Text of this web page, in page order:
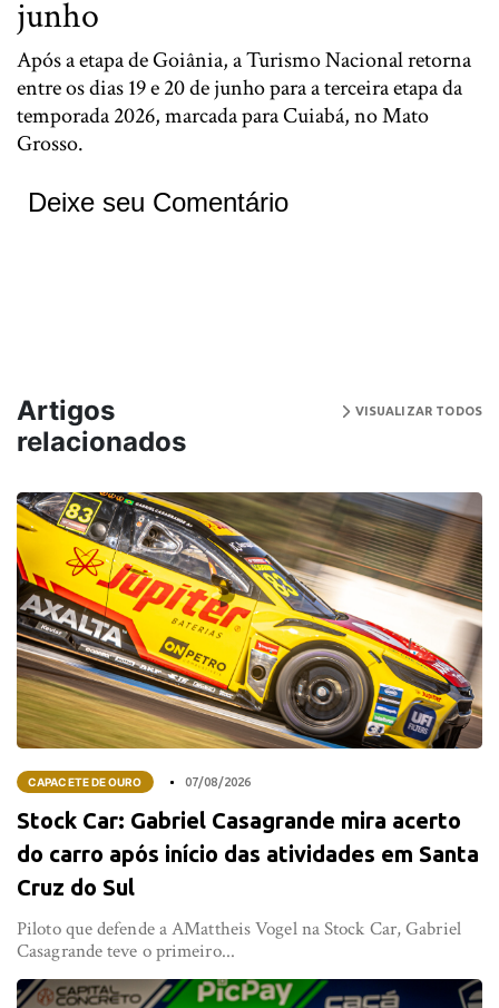
junho
Após a etapa de Goiânia, a Turismo Nacional retorna
entre os dias 19 e 20 de junho para a terceira etapa da
temporada 2026, marcada para Cuiabá, no Mato
Grosso.
Deixe seu Comentário
Artigos
relacionados
VISUALIZAR TODOS
CAPACETE DE OURO 07/08/2026
Stock Car: Gabriel Casagrande mira acerto
do carro após início das atividades em Santa
Cruz do Sul
Piloto que defende a AMattheis Vogel na Stock Car, Gabriel
Casagrande teve o primeiro...